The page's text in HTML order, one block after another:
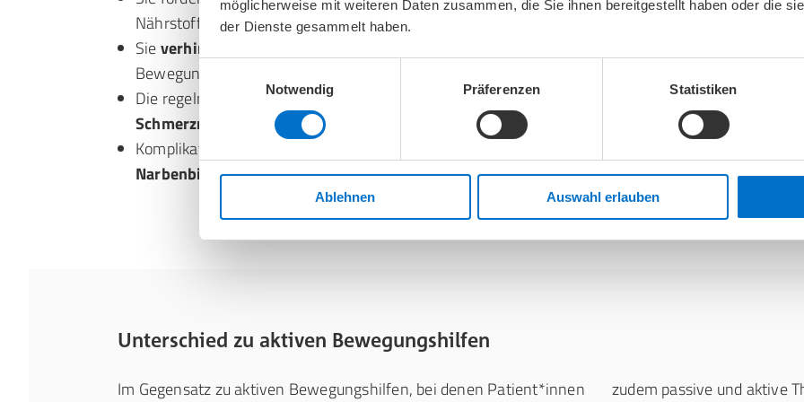
möglicherweise mit weiteren Daten zusammen, die Sie ihnen bereitgestellt haben oder die
der Dienste gesammelt haben.
Notwendig
Präferenzen Statistiken
Ablehnen Auswahl erlauben
Nährstoffversorgung.
Sieverhindern Verklebungen
Bewegungseinschränkungen vor.
Die regelmäßige Bewegung führt zu einer
signifikanten
Schmerzreduktion
und verhindert Schwellungen.
Komplikationen wie
Narbenbildungwerden verhindert.
Operationen am
schneller ihre
Schmerzen haben als
konventionelle
durch die Schienen führt
Gelenkfunktionund einem
wie Thrombosen oder
Unterschied zu aktiven Bewegungshilfen
Im Gegensatz zu aktiven Bewegungshilfen, bei denen Patient*innen zudem passive und aktive